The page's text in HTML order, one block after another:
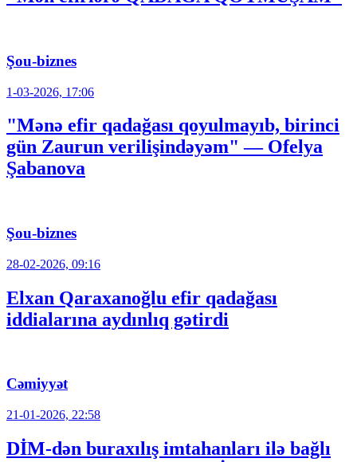
Şou-biznes
1-03-2026, 17:06
"Mənə efir qadağası qoyulmayıb, birinci
gün Zaurun verilişindəyəm" — Ofelya
Şabanova
Şou-biznes
28-02-2026, 09:16
Elxan Qaraxanoğlu efir qadağası
iddialarına aydınlıq gətirdi
Cəmiyyət
21-01-2026, 22:58
DİM-dən buraxılış imtahanları ilə bağlı